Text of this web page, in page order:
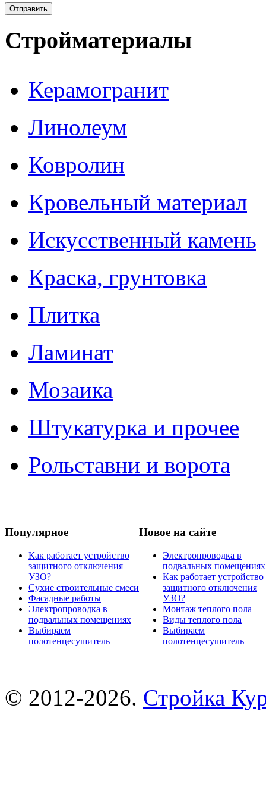
Стройматериалы
Керамогранит
Линолеум
Ковролин
Кровельный материал
Искусственный камень
Краска, грунтовка
Плитка
Ламинат
Мозаика
Штукатурка и прочее
Рольставни и ворота
Популярное
Как работает устройство
защитного отключения
УЗО?
Сухие строительные смеси
Фасадные работы
Электропроводка в
подвальных помещениях
Выбираем
полотенцесушитель
Новое на сайте
Электропроводка в
подвальных помещениях
Как работает устройство
защитного отключения
УЗО?
Монтаж теплого пола
Виды теплого пола
Выбираем
полотенцесушитель
© 2012-2026. Стройка